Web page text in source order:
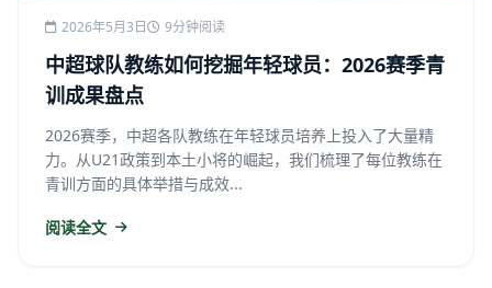
2026年5月3日 9分钟阅读
中超球队教练如何挖掘年轻球员：2026赛季青
训成果盘点
2026赛季，中超各队教练在年轻球员培养上投入了大量精
力。从U21政策到本土小将的崛起，我们梳理了每位教练在
青训方面的具体举措与成效...
阅读全文